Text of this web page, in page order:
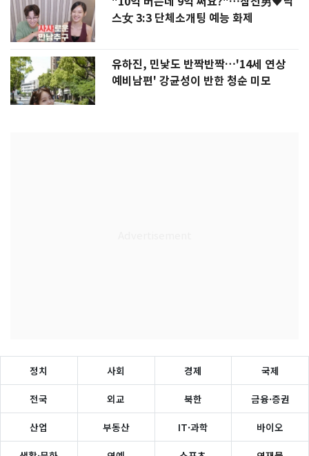
스女 3:3 단체소개팅 예능 화제
유하진, 민낯도 반짝반짝…'14세 연상
예비남편' 강균성이 반한 청순 미모
정치 사회 경제 국제
전국 외교 북한 금융·증권
산업 부동산 IT·과학 바이오